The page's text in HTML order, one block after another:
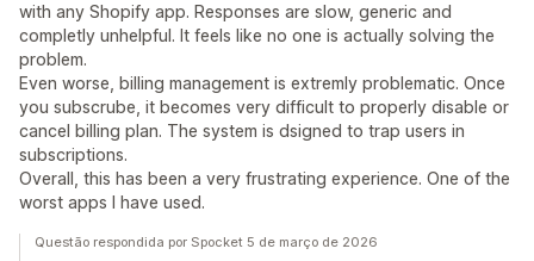
with any Shopify app. Responses are slow, generic and
completly unhelpful. It feels like no one is actually solving the
problem.
Even worse, billing management is extremly problematic. Once
you subscrube, it becomes very difficult to properly disable or
cancel billing plan. The system is dsigned to trap users in
subscriptions.
Overall, this has been a very frustrating experience. One of the
worst apps I have used.
Questão respondida por Spocket 5 de março de 2026